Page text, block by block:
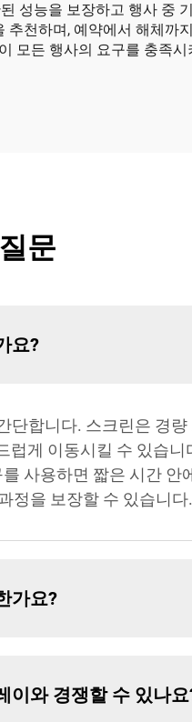
성능을 보장하고 행사 중
천하며, 예약에서 해체까
모든 행사의 요구를 충족
문
요?
단합니다. 스크린은 경
게 이동시킬 수 있습
사용하면 짧은 시간 안
정을 보장할 수 있습니다.
가요?
이와 경쟁할 수 있나